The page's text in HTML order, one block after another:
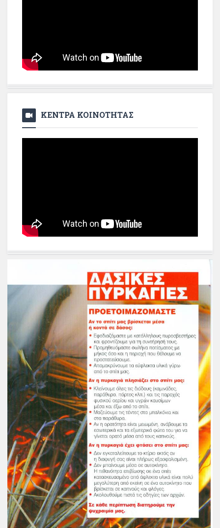
ΚΕΝΤΡΑ ΚΟΙΝΟΤΗΤΑΣ